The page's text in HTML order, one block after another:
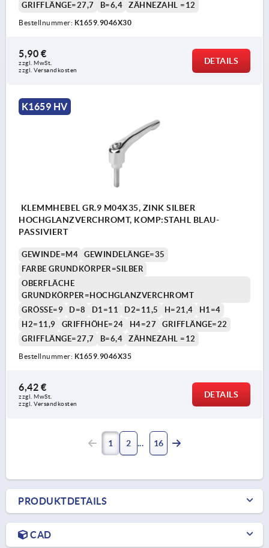
GRIFFLÄNGE=27,7 B=6,4 ZÄHNEZAHL =12
Bestellnummer: K1659.9046X30
5,90 €
zzgl. MwSt.
zzgl. Versandkosten
DETAILS
K1659 HV
KLEMMHEBEL GR.9 M04X35, ZINK SILBER
HOCHGLANZVERCHROMT, KOMP:STAHL BLAU-
PASSIVIERT
GEWINDE=M4
GEWINDELÄNGE=35
FARBE GRUNDKÖRPER=SILBER
OBERFLÄCHE
GRUNDKÖRPER=HOCHGLANZVERCHROMT
GRÖSSE=9
D=8 D1=11 D2=11,5 H=21,4
H1=4
H2=11,9
GRIFFHÖHE=24 H4=27
GRIFFLÄNGE=22
GRIFFLÄNGE=27,7
B=6,4 ZÄHNEZAHL =12
Bestellnummer: K1659.9046X35
6,42 €
zzgl. MwSt.
zzgl. Versandkosten
DETAILS
1 2 16
PRODUKTDETAILS
CAD